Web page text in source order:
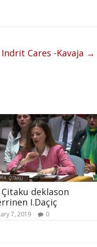
Cares -Kavaja →
deklason
I.Daçiç
7, 2019 0